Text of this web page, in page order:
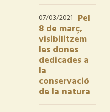
07/03/2021 Pel
8 de març,
visibilitzem
les dones
dedicades a
la
conservació
de la natura